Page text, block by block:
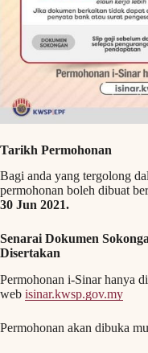
Tarikh Permohonan
Bagi anda yang tergolong
permohonan boleh dibuat
30 Jun 2021.
Senarai Dokumen
Disertakan
Permohonan i-Sinar hanya
web isinar.kwsp.gov.my
Permohonan akan dibuka